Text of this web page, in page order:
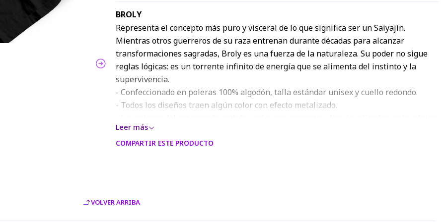
BROLY
Representa el concepto más puro y visceral de lo que significa ser un Saiyajin.
Mientras otros guerreros de su raza entrenan durante décadas para alcanzar
transformaciones sagradas, Broly es una fuerza de la naturaleza. Su poder no sigue
reglas lógicas: es un torrente infinito de energía que se alimenta del instinto y la
supervivencia.
- Confeccionado en poleras 100% algodón, talla estándar unisex y cuello redondo.
- Todos los diseños traen algún color con efecto metalizado.
web o modelo digital, debido a la resolución RGB de las pantallas móviles y monitores.
Leer más
COMPARTIR ESTE PRODUCTO
VOLVER ARRIBA